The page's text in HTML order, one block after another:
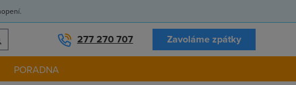
277 270 707 Zavoláme zpátky
PORADNA